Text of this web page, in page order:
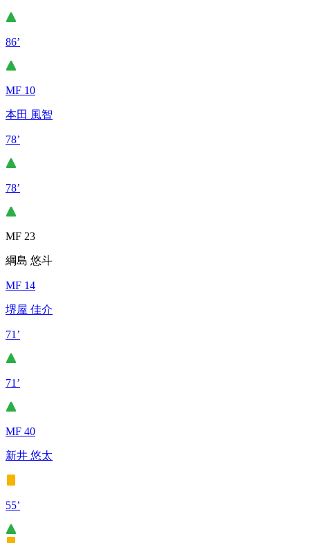
86’
MF 10
本田 風智
78’
78’
MF 23
綱島 悠斗
MF 14
堺屋 佳介
71’
71’
MF 40
新井 悠太
55’